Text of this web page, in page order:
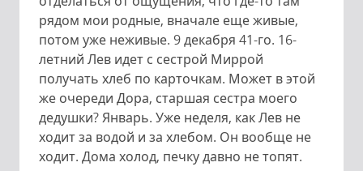
рядом мои родные, вначале еще живые,
потом уже неживые. 9 декабря 41-го. 16-
летний Лев идет с сестрой Миррой
получать хлеб по карточкам. Может в этой
же очереди Дора, старшая сестра моего
дедушки? Январь. Уже неделя, как Лев не
ходит за водой и за хлебом. Он вообще не
ходит. Дома холод, печку давно не топят.